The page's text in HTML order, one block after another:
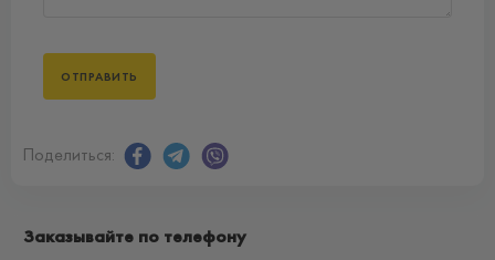
Поделиться:
Заказывайте по телефону